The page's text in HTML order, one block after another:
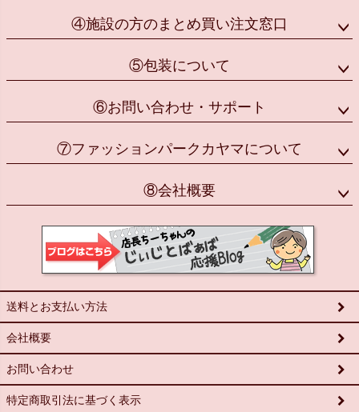
④施設の方のまとめ買い注文窓口
⑤包装について
⑥お問い合わせ・サポート
⑦ファッションパークカヤマについて
⑧会社概要
送料とお支払い方法
会社概要
お問い合わせ
特定商取引法に基づく表示